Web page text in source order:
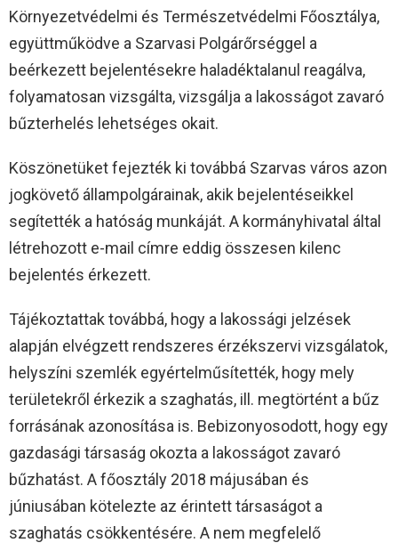
Környezetvédelmi és Természetvédelmi Főosztálya,
együttműködve a Szarvasi Polgárőrséggel a
beérkezett bejelentésekre haladéktalanul reagálva,
folyamatosan vizsgálta, vizsgálja a lakosságot zavaró
bűzterhelés lehetséges okait.
Köszönetüket fejezték ki továbbá Szarvas város azon
jogkövető állampolgárainak, akik bejelentéseikkel
segítették a hatóság munkáját. A kormányhivatal által
létrehozott e-mail címre eddig összesen kilenc
bejelentés érkezett.
Tájékoztattak továbbá, hogy a lakossági jelzések
alapján elvégzett rendszeres érzékszervi vizsgálatok,
helyszíni szemlék egyértelműsítették, hogy mely
területekről érkezik a szaghatás, ill. megtörtént a bűz
forrásának azonosítása is. Bebizonyosodott, hogy egy
gazdasági társaság okozta a lakosságot zavaró
bűzhatást. A főosztály 2018 májusában és
júniusában kötelezte az érintett társaságot a
szaghatás csökkentésére. A nem megfelelő